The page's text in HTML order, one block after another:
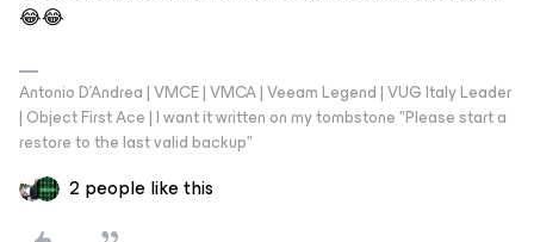
😂😂
Antonio D'Andrea | VMCE | VMCA | Veeam Legend | VUG Italy Leader
| Object First Ace | I want it written on my tombstone "Please start a
restore to the last valid backup"
2 people like this